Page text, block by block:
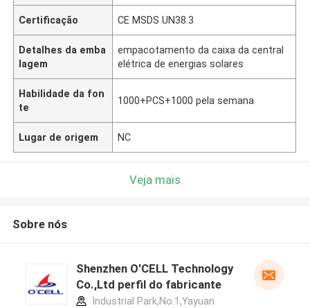
Certificação CE MSDS UN38.3
Detalhes da emba
lagem
empacotamento da caixa da central
elétrica de energias solares
Habilidade da fon
te
1000+PCS+1000 pela semana
Lugar de origem NC
Veja mais
Sobre nós
Shenzhen O'CELL Technology
Co.,Ltd perfil do fabricante
Industrial Park,No.1,Yayuan